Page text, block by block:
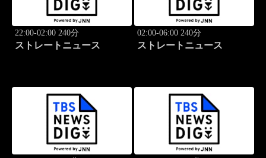
22:00-02:00 240分
ストレートニュース
02:00-06:00 240分
ストレートニュース